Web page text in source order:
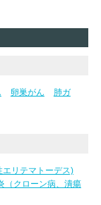
卵巣がん
肺ガ
エリテマトーデス)
（クローン病、潰瘍